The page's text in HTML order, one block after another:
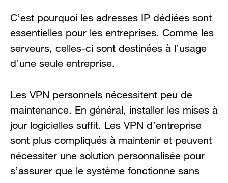
C’est pourquoi les adresses IP dédiées sont
essentielles pour les entreprises. Comme les
serveurs, celles-ci sont destinées à l’usage
d’une seule entreprise.
Les VPN personnels nécessitent peu de
maintenance. En général, installer les mises à
jour logicielles suffit. Les VPN d’entreprise
sont plus compliqués à maintenir et peuvent
nécessiter une solution personnalisée pour
s’assurer que le système fonctionne sans